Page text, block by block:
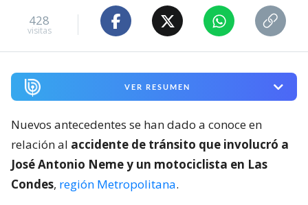
428
visitas
VER RESUMEN
Nuevos antecedentes se han dado a conoce en
relación al accidente de tránsito que involucró a
José Antonio Neme y un motociclista en Las
Condes, región Metropolitana.